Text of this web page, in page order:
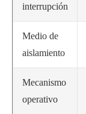
interrupción
Medio de
aislamiento
Mecanismo
operativo